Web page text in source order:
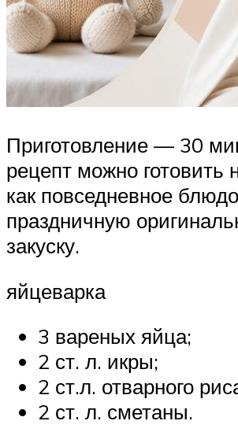
Приготовление — 30
рецепт можно готовить
как повседневное
праздничную
закуску.
яйцеварка
3 вареных яйца;
2 ст. л. икры;
2 ст.л. отварного
2 ст. л. сметаны.